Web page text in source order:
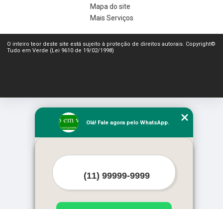
Mapa do site
Mais Serviços
O inteiro teor deste site está sujeito à proteção de direitos autorais. Copyright©
Tudo em Verde (Lei 9610 de 19/02/1998)
Olá! Fale agora pelo WhatsApp.